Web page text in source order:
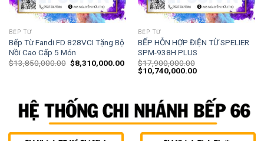
BẾP TỪ
Bếp Từ Fandi FD 828VCI Tặng Bộ
Nồi Cao Cấp 5 Món
$13,850,000.00 $8,310,000.00
BẾP TỪ
BẾP HỖN HỢP ĐIỆN TỪ SPELIER
SPM-938H PLUS
$17,900,000.00
$10,740,000.00